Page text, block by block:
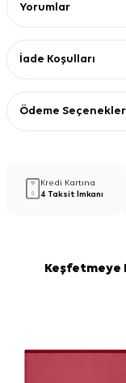
Yorumlar
İade Koşulları
Ödeme
Kredi Kartına
4 Taksit İmkanı
Keşfetmeye